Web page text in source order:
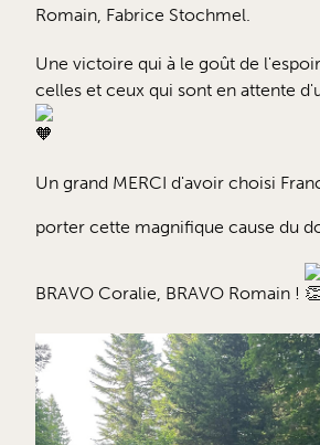
Romain, Fabrice Stochmel.
Une victoire qui à le goût de
celles et ceux qui sont en attente
Un grand MERCI d'avoir choisi
porter cette magnifique cause du
BRAVO Coralie, BRAVO Romain !